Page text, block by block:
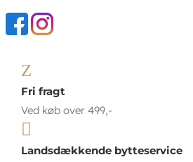
Z
Fri fragt
Ved køb over 499,-

Landsdækkende bytteservice